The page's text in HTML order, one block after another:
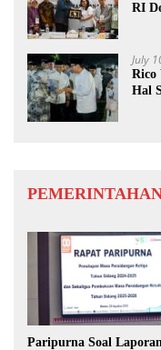
RI
July
Rico
Hal
Paripurna Soal Laporan